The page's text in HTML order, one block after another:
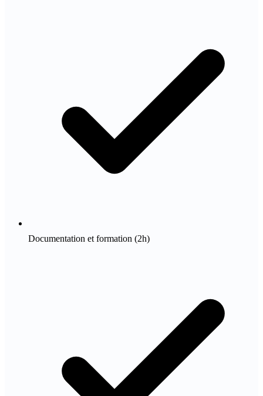
Documentation et formation (2h)